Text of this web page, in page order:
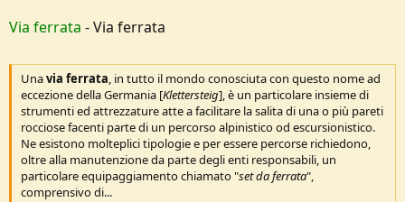
e
Via ferrata - Via ferrata
Unavia ferrata, in tutto il mondo conosciuta con questo nome ad
eccezione della Germania [Klettersteig], è un particolare insieme di
strumenti ed attrezzature atte a facilitare la salita di una o più pareti
rocciose facenti parte di un percorso alpinistico od escursionistico.
Ne esistono molteplici tipologie e per essere percorse richiedono,
oltre alla manutenzione da parte degli enti responsabili, un
particolare equipaggiamento chiamato "set da ferrata",
comprensivo di...